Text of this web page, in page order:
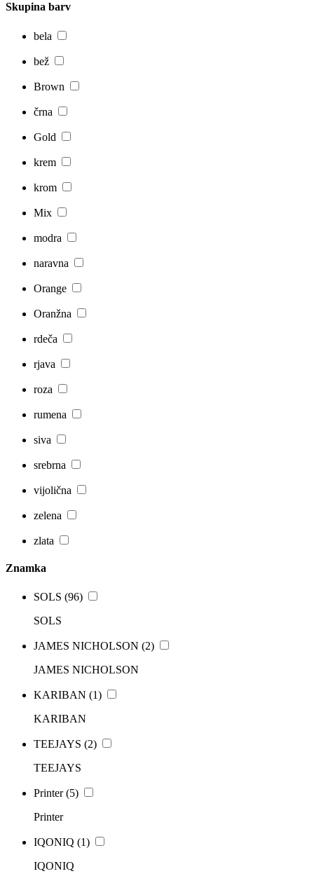
Skupina barv
bela
bež
Brown
črna
Gold
krem
krom
Mix
modra
naravna
Orange
Oranžna
rdeča
rjava
roza
rumena
siva
srebrna
vijolična
zelena
zlata
Znamka
SOLS (96)
SOLS
JAMES NICHOLSON (2)
JAMES NICHOLSON
KARIBAN (1)
KARIBAN
TEEJAYS (2)
TEEJAYS
Printer(5)
Printer
IQONIQ (1)
IQONIQ